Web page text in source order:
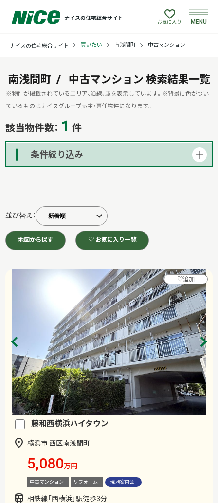
ナイスの住宅総合サイト
買いたい
売りたい
建てたい
店舗情報
お気に入り MENU
ナイスの住宅総合サイト 買いたい 南浅間町 中古マンション
南浅間町 中古マンション 検索結果一覧
※物件が掲載されているエリア、沿線、駅を表示しています。 ※背景に色がつい
ているものはナイスグループ売主・専任物件になります。
該当物件数： 1 件
条件絞り込み
並び替え：
地図から探す ♡ お気に入り一覧
藤和西横浜ハイタウン
横浜市 西区南浅間町
5,080万円
中古マンション リフォーム 現地案内会
相鉄線「西横浜」駅徒歩3分
♡追加